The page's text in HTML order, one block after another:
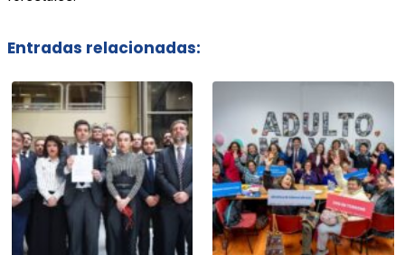
Entradas relacionadas: